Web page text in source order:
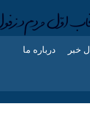
خبر درباره ما